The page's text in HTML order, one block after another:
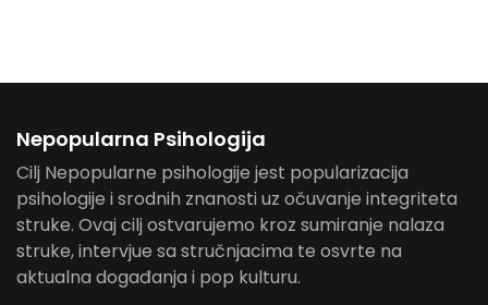
Nepopularna Psihologija
Cilj Nepopularne psihologije jest popularizacija
psihologije i srodnih znanosti uz očuvanje integriteta
struke. Ovaj cilj ostvarujemo kroz sumiranje nalaza
struke, intervjue sa stručnjacima te osvrte na
aktualna događanja i pop kulturu.